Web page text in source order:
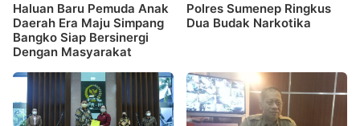
Haluan Baru Pemuda Anak
Daerah Era Maju Simpang
Bangko Siap Bersinergi
Dengan Masyarakat
Polres Sumenep Ringkus
Dua Budak Narkotika